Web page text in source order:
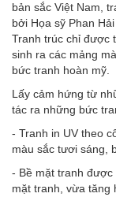
bản sắc Việt Nam,
bởi Họa sỹ Phan
Tranh trúc chỉ được
sinh ra các mảng
bức tranh hoàn mỹ.
Lấy cảm hứng từ
tác ra những bức
- Tranh in UV theo
màu sắc tươi sáng,
- Bề mặt tranh
mặt tranh, vừa tăng